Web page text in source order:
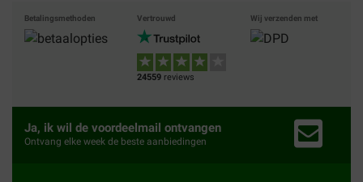
Betalingsmethoden Vertrouwd
24559 reviews
Wij verzenden met
Ja, ik wil de voordeelmail ontvangen
Ontvang elke week de beste aanbiedingen